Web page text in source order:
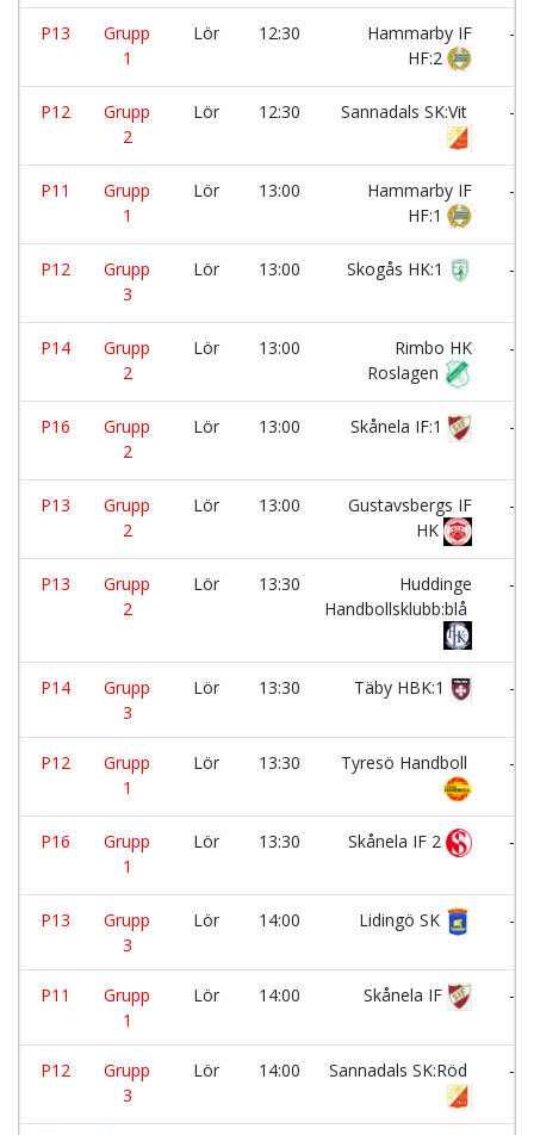
P13
Grupp
1
Lör 12:30
Hammarby IF
HF:2
-
P12
Grupp
2
Lör 12:30 Sannadals SK:Vit -
P11
Grupp
1
Lör 13:00
Hammarby IF
HF:1
-
P12
Grupp
3
Lör 13:00 Skogås HK:1 -
P14
Grupp
2
Lör 13:00
Rimbo HK
Roslagen
-
P16
Grupp
2
Lör 13:00 Skånela IF:1 -
P13
Grupp
2
Lör 13:00
Gustavsbergs IF
HK
-
P13
Grupp
2
Lör 13:30
Huddinge
Handbollsklubb:blå
-
P14
Grupp
3
Lör 13:30 Täby HBK:1 -
P12
Grupp
1
Lör 13:30 Tyresö Handboll -
P16
Grupp
1
Lör 13:30 Skånela IF 2 -
P13
Grupp
3
Lör 14:00 Lidingö SK -
P11
Grupp
1
Lör 14:00 Skånela IF -
P12
Grupp
3
Lör 14:00 Sannadals SK:Röd -